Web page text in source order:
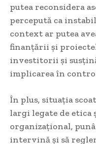
putea reconsidera
percepută ca
context ar putea
finanțării și
investitorii și
implicarea în
În plus, situația
largi legate de
organizațional,
intervină și să